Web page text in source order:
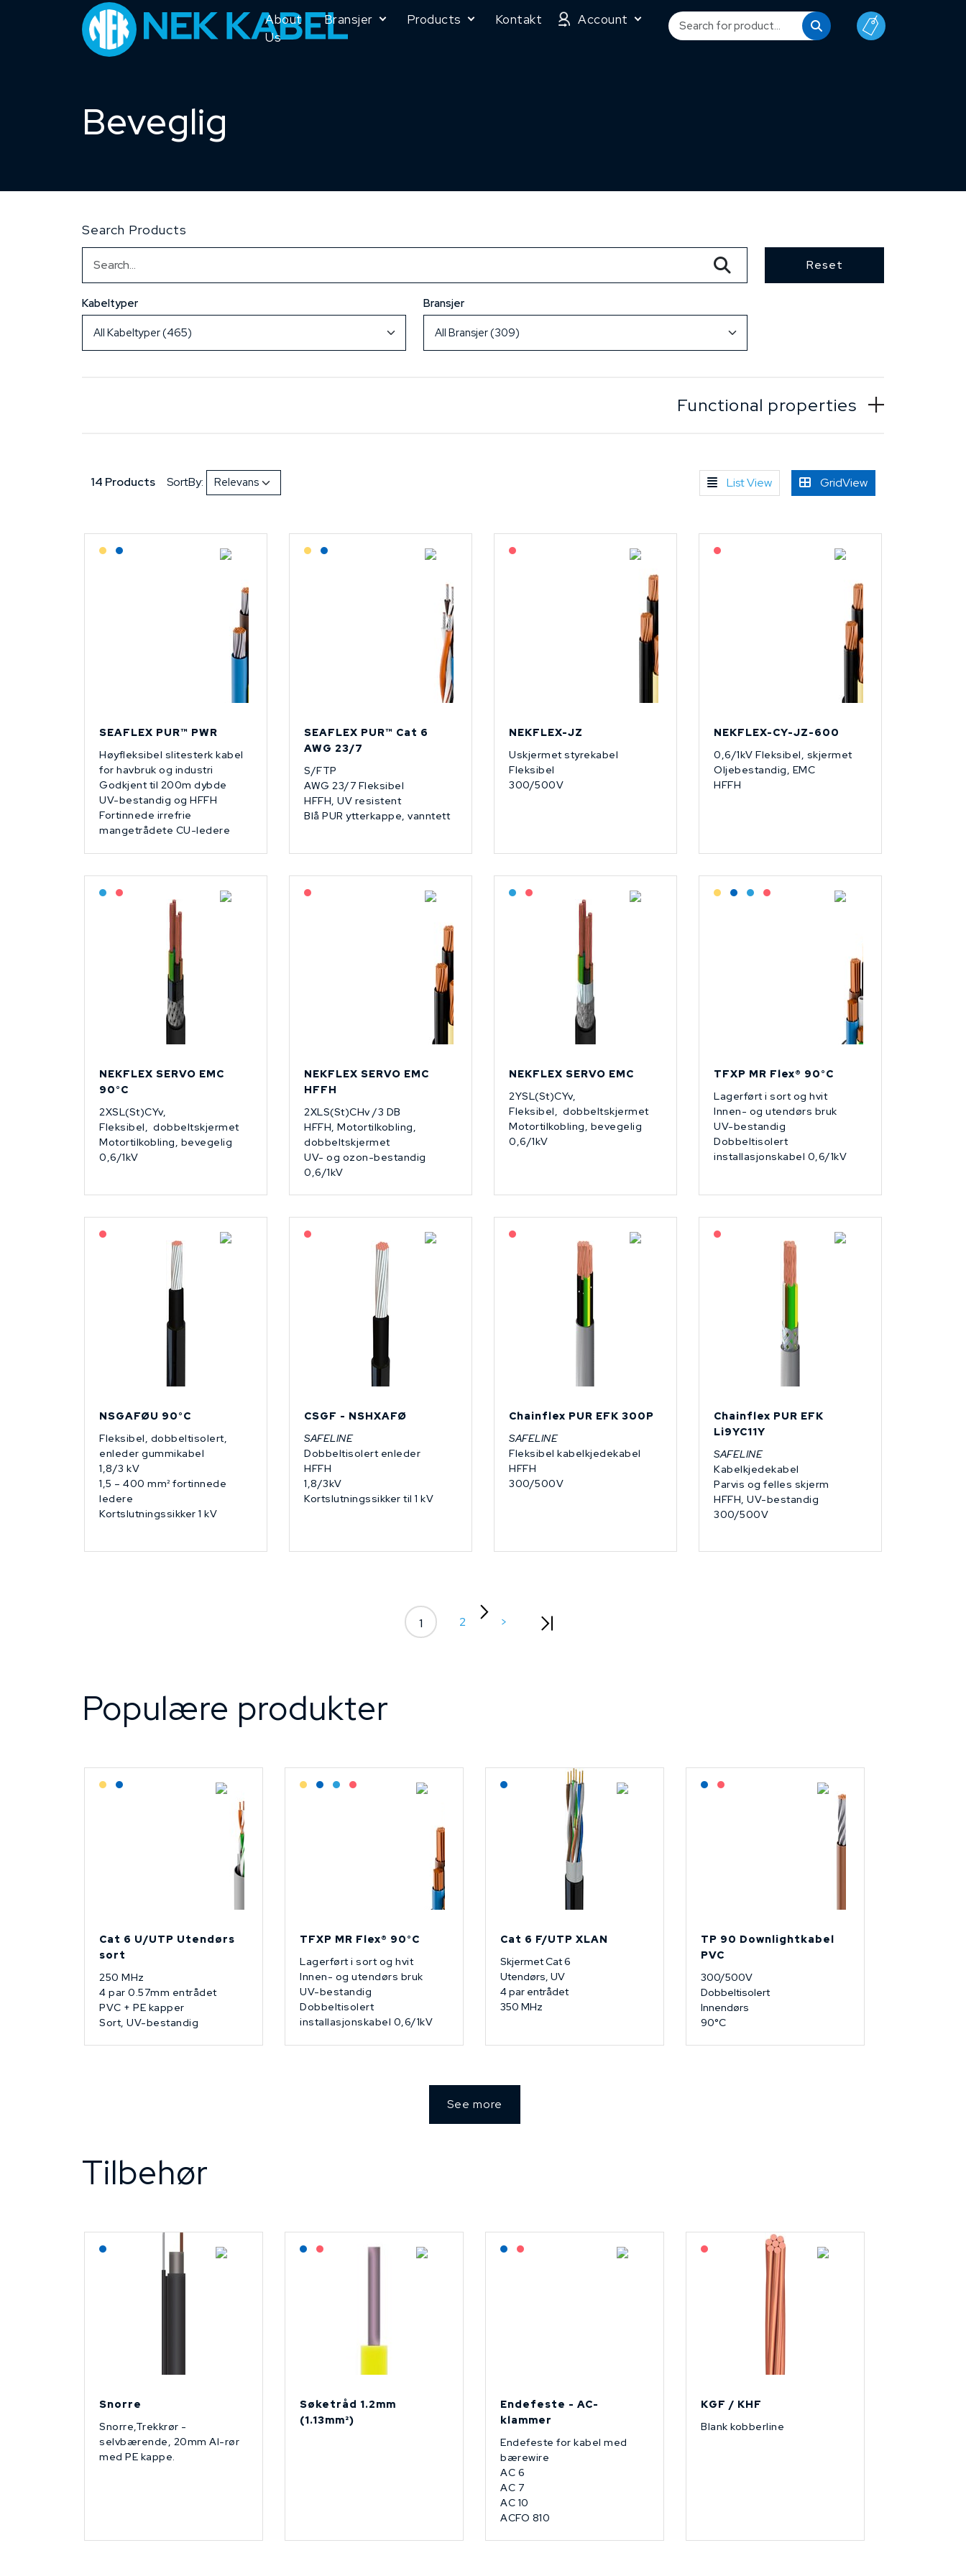
About
Us
Bransjer Products Kontakt Account
Beveglig
Search Products
Reset
Kabeltyper Bransjer
Functional properties
14 Products SortBy: List View GridView
Lagerført: Grossist
Lagerført: NEK Kabel
SEAFLEX PUR™ PWR
Høyfleksibel slitesterk kabel
for havbruk og industri
Godkjent til 200m dybde
UV-bestandig og HFFH
Fortinnede irrefrie
mangetrådete CU-ledere
Lagerført: Grossist
Lagerført: NEK Kabel
SEAFLEX PUR™­ Cat 6
AWG 23/7
S/FTP
AWG 23/7 Fleksibel
HFFH, UV resistent
Blå PUR ytterkappe, vanntett
NEKFLEX-JZ
Uskjermet styrekabel
Fleksibel
300/500V
NEKFLEX-CY-JZ-600
0,6/1kV Fleksibel, skjermet
Oljebestandig, EMC
HFFH
Bestilling: 2-3 uker
NEKFLEX SERVO EMC
90°C
2XSL(St)CYv,
Fleksibel, dobbeltskjermet
Motortilkobling, bevegelig
0,6/1kV
NEKFLEX SERVO EMC
HFFH
2XLS(St)CHv /3 DB
HFFH, Motortilkobling,
dobbeltskjermet
UV- og ozon-bestandig
0,6/1kV
Bestilling: 2-3 uker
NEKFLEX SERVO EMC
2YSL(St)CYv,
Fleksibel, dobbeltskjermet
Motortilkobling, bevegelig
0,6/1kV
Lagerført: Grossist
Lagerført: NEK Kabel
Bestilling: 2-3 uker
På forespørsel
TFXP MR Flex® 90°C
Lagerført i sort og hvit
Innen- og utendørs bruk
UV-bestandig
Dobbeltisolert
installasjonskabel 0,6/1kV
NSGAFØU 90°C
Fleksibel, dobbeltisolert,
enleder gummikabel
1,8/3 kV
1,5 – 400 mm² fortinnede
ledere
Kortslutningssikker 1 kV
CSGF - NSHXAFØ
SAFELINE
Dobbeltisolert enleder
HFFH
1,8/3kV
Kortslutningssikker til 1 kV
Chainflex PUR EFK 300P
SAFELINE
Fleksibel kabelkjedekabel
HFFH
300/500V
Chainflex PUR EFK
Li9YC11Y
SAFELINE
Kabelkjedekabel
Parvis og felles skjerm
HFFH, UV-bestandig
300/500V
1 2 >
Populære produkter
Lagerført: Grossist
Lagerført: NEK Kabel
Cat 6 U/UTP Utendørs
sort
250 MHz
4 par 0.57mm entrådet
PVC + PE kapper
Sort, UV-bestandig
Lagerført: Grossist
Lagerført: NEK Kabel
Bestilling: 2-3 uker
På forespørsel
TFXP MR Flex® 90°C
Lagerført i sort og hvit
Innen- og utendørs bruk
UV-bestandig
Dobbeltisolert
installasjonskabel 0,6/1kV
Lagerført: NEK Kabel
Cat 6 F/UTP XLAN
Skjermet Cat 6
Utendørs, UV
4 par entrådet
350 MHz
Lagerført: NEK Kabel
TP 90 Downlightkabel
PVC
300/500V
Dobbeltisolert
Innendørs
90°C
See more
Tilbehør
Snorre
Snorre,Trekkrør -
selvbærende, 20mm Al-rør
med PE kappe.
Lagerført: NEK Kabel
På forespørsel
Søketråd 1.2mm
(1.13mm²)
Lagerført: NEK Kabel
Endefeste - AC-
klammer
Endefeste for kabel med
bærewire
AC 6
AC 7
AC 10
ACFO 810
På forespørsel
KGF / KHF
Blank kobberline